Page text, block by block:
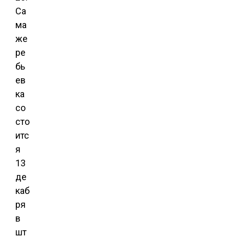
Са
ма
же
ре
бь
ев
ка
со
сто
итс
я
13
де
каб
ря
в
шт